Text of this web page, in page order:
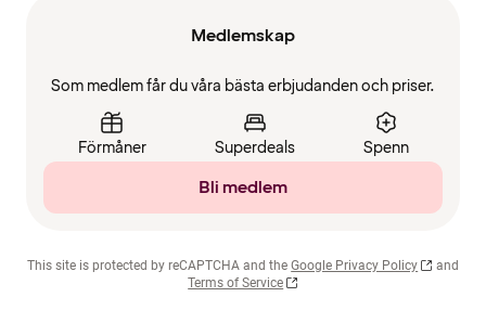
Medlemskap
Som medlem får du våra bästa erbjudanden och priser.
Förmåner Superdeals Spenn
Bli medlem
This site is protected by reCAPTCHA and the Google Privacy Policy
and
Terms of Service